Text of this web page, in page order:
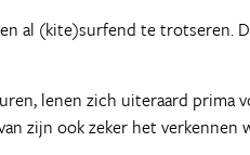
al (kite)surfend te trotseren.
lenen zich uiteraard prima
zijn ook zeker het verkennen